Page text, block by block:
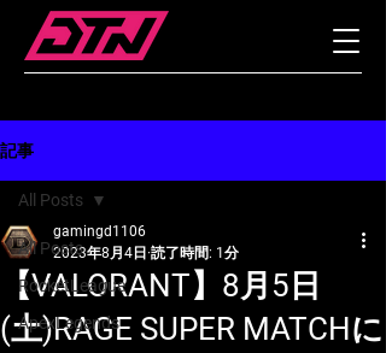
記事
All Posts
RocketLeague
ApexLegends
All Posts
【VALORANT】8月5日
(土)RAGE SUPER MATCHに
gamingd1106
2023年8月4日 読了時間: 1分